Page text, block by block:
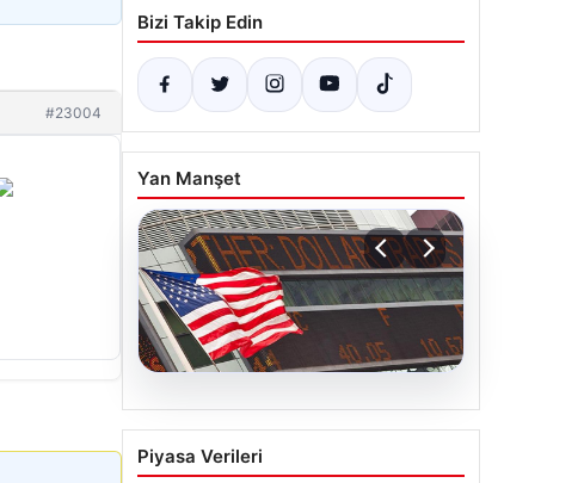
#23004
Bizi Takip Edin
Yan Manşet
05.08.2026
FED faiz kararı ne zaman
açıklanacak? Nisan ayı
Piyasa Verileri